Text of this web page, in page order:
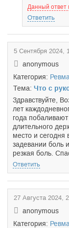
Данный ответ
Ответить
5 Сентября 2024,
anonymous
Категория:
Тема: Что с
Здравствуйте,
лет
года
длительного
место и сегодня
задевании боль
резкая боль.
Ответить
27 Августа 2024,
anonymous
Категория: